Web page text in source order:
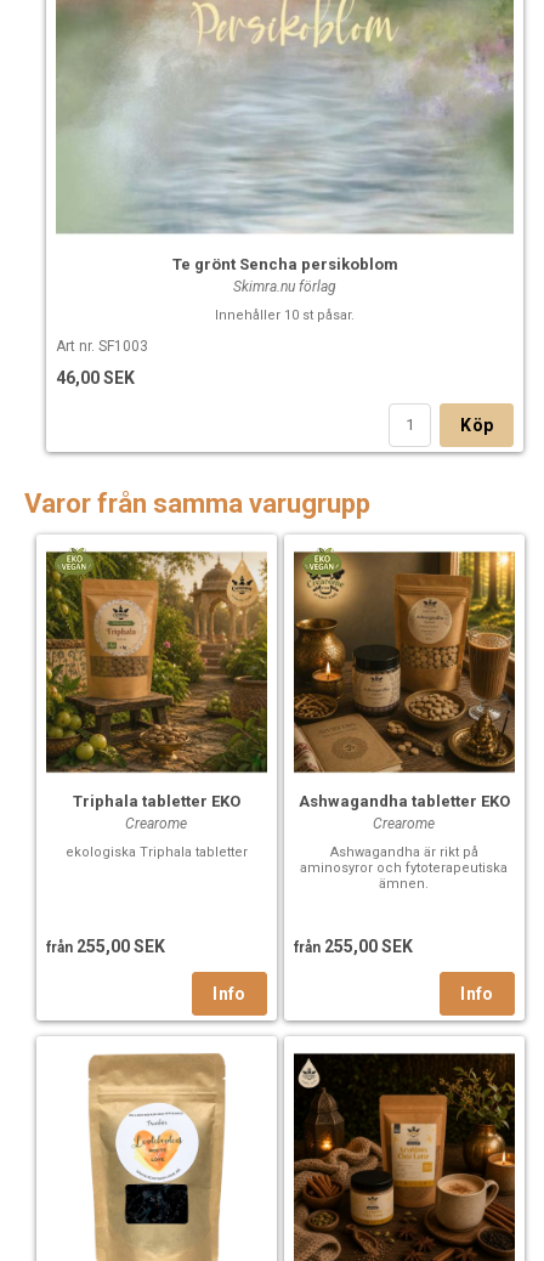
Te grönt Sencha persikoblom
Skimra.nu förlag
Innehåller 10 st påsar.
Art nr. SF1003
46,00 SEK
Köp
Varor från samma varugrupp
Triphala tabletter EKO
Crearome
ekologiska Triphala tabletter
från 255,00 SEK
Ashwagandha tabletter EKO
Crearome
Ashwagandha är rikt på
aminosyror och fytoterapeutiska
ämnen.
från 255,00 SEK